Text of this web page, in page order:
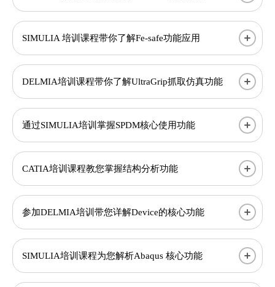
SIMULIA 培训课程带你了解Fe-safe功能应用
DELMIA培训课程带你了解UltraGrip抓取仿真功能
通过SIMULIA培训掌握SPDM核心使用功能
CATIA培训课程教您掌握结构分析功能
参加DELMIA培训带您详解Device的核心功能
SIMULIA培训课程为您解析Abaqus 核心功能